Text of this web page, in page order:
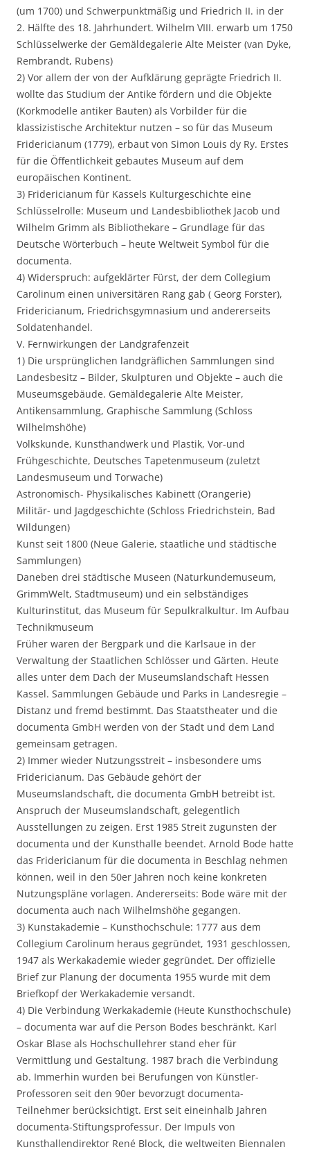
(um 1700) und Schwerpunktmäßig und Friedrich II. in der
2. Hälfte des 18. Jahrhundert. Wilhelm VIII. erwarb um 1750
Schlüsselwerke der Gemäldegalerie Alte Meister (van Dyke,
Rembrandt, Rubens)
2) Vor allem der von der Aufklärung geprägte Friedrich II.
wollte das Studium der Antike fördern und die Objekte
(Korkmodelle antiker Bauten) als Vorbilder für die
klassizistische Architektur nutzen – so für das Museum
Fridericianum (1779), erbaut von Simon Louis dy Ry. Erstes
für die Öffentlichkeit gebautes Museum auf dem
europäischen Kontinent.
3) Fridericianum für Kassels Kulturgeschichte eine
Schlüsselrolle: Museum und Landesbibliothek Jacob und
Wilhelm Grimm als Bibliothekare – Grundlage für das
Deutsche Wörterbuch – heute Weltweit Symbol für die
documenta.
4) Widerspruch: aufgeklärter Fürst, der dem Collegium
Carolinum einen universitären Rang gab ( Georg Forster),
Fridericianum, Friedrichsgymnasium und andererseits
Soldatenhandel.
V. Fernwirkungen der Landgrafenzeit
1) Die ursprünglichen landgräflichen Sammlungen sind
Landesbesitz – Bilder, Skulpturen und Objekte – auch die
Museumsgebäude. Gemäldegalerie Alte Meister,
Antikensammlung, Graphische Sammlung (Schloss
Wilhelmshöhe)
Volkskunde, Kunsthandwerk und Plastik, Vor-und
Frühgeschichte, Deutsches Tapetenmuseum (zuletzt
Landesmuseum und Torwache)
Astronomisch- Physikalisches Kabinett (Orangerie)
Militär- und Jagdgeschichte (Schloss Friedrichstein, Bad
Wildungen)
Kunst seit 1800 (Neue Galerie, staatliche und städtische
Sammlungen)
Daneben drei städtische Museen (Naturkundemuseum,
GrimmWelt, Stadtmuseum) und ein selbständiges
Kulturinstitut, das Museum für Sepulkralkultur. Im Aufbau
Technikmuseum
Früher waren der Bergpark und die Karlsaue in der
Verwaltung der Staatlichen Schlösser und Gärten. Heute
alles unter dem Dach der Museumslandschaft Hessen
Kassel. Sammlungen Gebäude und Parks in Landesregie –
Distanz und fremd bestimmt. Das Staatstheater und die
documenta GmbH werden von der Stadt und dem Land
gemeinsam getragen.
2) Immer wieder Nutzungsstreit – insbesondere ums
Fridericianum. Das Gebäude gehört der
Museumslandschaft, die documenta GmbH betreibt ist.
Anspruch der Museumslandschaft, gelegentlich
Ausstellungen zu zeigen. Erst 1985 Streit zugunsten der
documenta und der Kunsthalle beendet. Arnold Bode hatte
das Fridericianum für die documenta in Beschlag nehmen
können, weil in den 50er Jahren noch keine konkreten
Nutzungspläne vorlagen. Andererseits: Bode wäre mit der
documenta auch nach Wilhelmshöhe gegangen.
3) Kunstakademie – Kunsthochschule: 1777 aus dem
Collegium Carolinum heraus gegründet, 1931 geschlossen,
1947 als Werkakademie wieder gegründet. Der offizielle
Brief zur Planung der documenta 1955 wurde mit dem
Briefkopf der Werkakademie versandt.
4) Die Verbindung Werkakademie (Heute Kunsthochschule)
– documenta war auf die Person Bodes beschränkt. Karl
Oskar Blase als Hochschullehrer stand eher für
Vermittlung und Gestaltung. 1987 brach die Verbindung
ab. Immerhin wurden bei Berufungen von Künstler-
Professoren seit den 90er bevorzugt documenta-
Teilnehmer berücksichtigt. Erst seit eineinhalb Jahren
documenta-Stiftungsprofessur. Der Impuls von
Kunsthallendirektor René Block, die weltweiten Biennalen